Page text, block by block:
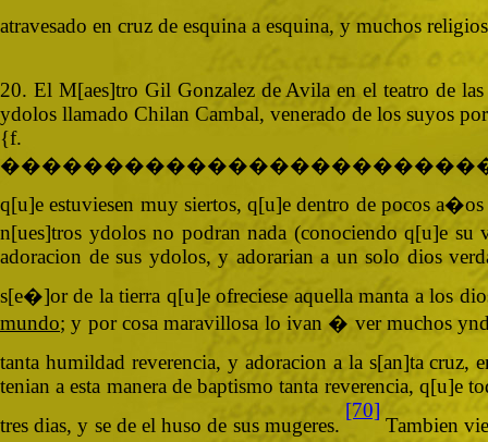
atravesado en cruz de esquina a esquina, y muchos
20. El M[aes]tro Gil Gonzalez de Avila en el teatro de
ydolos llamado Chilan Cambal, venerado de los suyos
q[u]e estuviesen muy siertos, q[u]e dentro de pocos
n[ues]tros ydolos no podran nada (conociendo q[u]e
adoracion de sus ydolos, y adorarian a un solo dios
s[e�]or de la tierra q[u]e ofreciese aquella manta a los
mundo; y por cosa maravillosa lo ivan � ver muchos
tanta humildad reverencia, y adoracion a la s[an]ta
tenian a esta manera de baptismo tanta reverencia, q[u]e
tres dias, y se de el huso de sus mugeres.
[70]
Tambien